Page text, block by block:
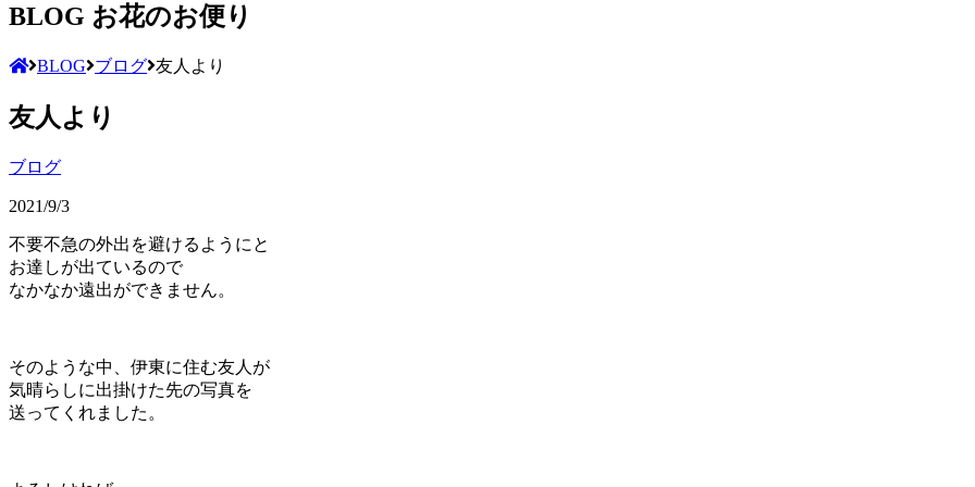
BLOG お花のお便り
BLOG ブログ 友人より
友人より
ブログ
2021/9/3
不要不急の外出を避けるようにと
お達しが出ているので
なかなか遠出ができません。
そのような中、伊東に住む友人が
気晴らしに出掛けた先の写真を
送ってくれました。